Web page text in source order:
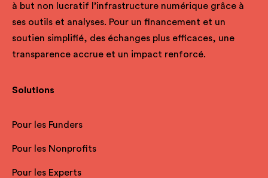
à but non lucratif l’infrastructure numérique grâce à
ses outils et analyses. Pour un financement et un
soutien simplifié, des échanges plus efficaces, une
transparence accrue et un impact renforcé.
Solutions
Pour les Funders
Pour les Nonprofits
Pour les Experts